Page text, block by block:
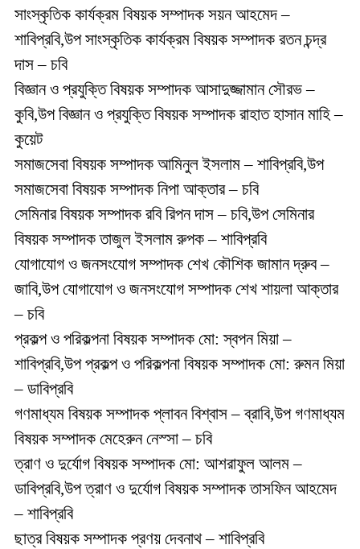
সাংস্কৃতিক কার্যক্রম বিষয়ক সম্পাদক সয়ন আহমেদ –
শাবিপ্রবি,উপ সাংস্কৃতিক কার্যক্রম বিষয়ক সম্পাদক রতন চন্দ্র
দাস – চবি
বিজ্ঞান ও প্রযুক্তি বিষয়ক সম্পাদক আসাদুজ্জামান সৌরভ –
কুবি,উপ বিজ্ঞান ও প্রযুক্তি বিষয়ক সম্পাদক রাহাত হাসান মাহি –
কুয়েট
সমাজসেবা বিষয়ক সম্পাদক আমিনুল ইসলাম – শাবিপ্রবি,উপ
সমাজসেবা বিষয়ক সম্পাদক নিপা আক্তার – চবি
সেমিনার বিষয়ক সম্পাদক রবি রিপন দাস – চবি,উপ সেমিনার
বিষয়ক সম্পাদক তাজুল ইসলাম রুপক – শাবিপ্রবি
যোগাযোগ ও জনসংযোগ সম্পাদক শেখ কৌশিক জামান দ্রুব –
জাবি,উপ যোগাযোগ ও জনসংযোগ সম্পাদক শেখ শায়লা আক্তার
– চবি
প্রকল্প ও পরিকল্পনা বিষয়ক সম্পাদক মো: স্বপন মিয়া –
শাবিপ্রবি,উপ প্রকল্প ও পরিকল্পনা বিষয়ক সম্পাদক মো: রুমন মিয়া
– ডাবিপ্রবি
গণমাধ্যম বিষয়ক সম্পাদক প্লাবন বিশ্বাস – ব্রাবি,উপ গণমাধ্যম
বিষয়ক সম্পাদক মেহেরুন নেস্সা – চবি
ত্রাণ ও দুর্যোগ বিষয়ক সম্পাদক মো: আশরাফুল আলম –
ডাবিপ্রবি,উপ ত্রাণ ও দুর্যোগ বিষয়ক সম্পাদক তাসফিন আহমেদ
– শাবিপ্রবি
ছাত্র বিষয়ক সম্পাদক প্রণয় দেবনাথ – শাবিপ্রবি